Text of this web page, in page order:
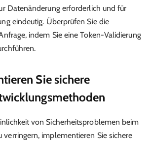
Datenänderung erforderlich und für
eindeutig. Überprüfen Sie die
indem Sie eine Token-Validierung
Sie sichere
von Sicherheitsproblemen beim
verringern, implementieren Sie sichere